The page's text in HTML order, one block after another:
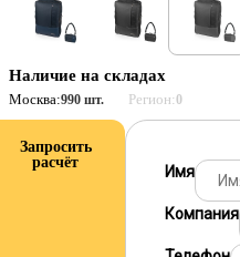
Наличие на складах
Москва:990 шт. Регион:0
Запросить
расчёт
Имя
Компания